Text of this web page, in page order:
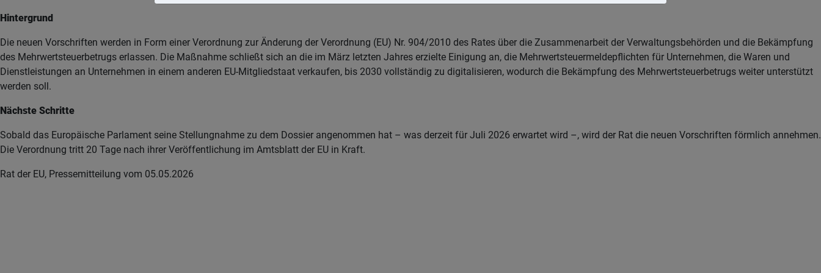
Hintergrund
Die neuen Vorschriften werden in Form einer Verordnung zur Änderung der Verordnung (EU) Nr. 904/2010 des Rates über die Zusammenarbeit der Verwaltungsbehörden und die Bekämpfung
des Mehrwertsteuerbetrugs erlassen. Die Maßnahme schließt sich an die im März letzten Jahres erzielte Einigung an, die Mehrwertsteuermeldepflichten für Unternehmen, die Waren und
Dienstleistungen an Unternehmen in einem anderen EU-Mitgliedstaat verkaufen, bis 2030 vollständig zu digitalisieren, wodurch die Bekämpfung des Mehrwertsteuerbetrugs weiter unterstützt
werden soll.
Nächste Schritte
Sobald das Europäische Parlament seine Stellungnahme zu dem Dossier angenommen hat – was derzeit für Juli 2026 erwartet wird –, wird der Rat die neuen Vorschriften förmlich annehmen.
Die Verordnung tritt 20 Tage nach ihrer Veröffentlichung im Amtsblatt der EU in Kraft.
Rat der EU, Pressemitteilung vom 05.05.2026